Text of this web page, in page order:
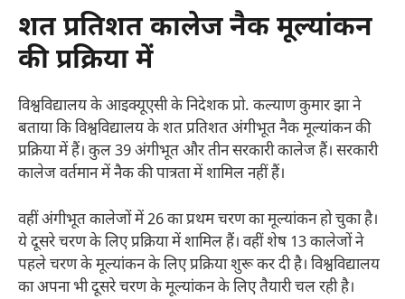
शत प्रतिशत कालेज नैक मूल्यांकन
की प्रक्रिया में
विश्वविद्यालय के आइक्यूएसी के निदेशक प्रो. कल्याण कुमार झा ने
बताया कि विश्वविद्यालय के शत प्रतिशत अंगीभूत नैक मूल्यांकन की
प्रक्रिया में हैं। कुल 39 अंगीभूत और तीन सरकारी कालेज हैं। सरकारी
कालेज वर्तमान में नैक की पात्रता में शामिल नहीं हैं।
वहीं अंगीभूत कालेजों में 26 का प्रथम चरण का मूल्यांकन हो चुका है।
ये दूसरे चरण के लिए प्रक्रिया में शामिल हैं। वहीं शेष 13 कालेजों ने
पहले चरण के मूल्यांकन के लिए प्रक्रिया शुरू कर दी है। विश्वविद्यालय
का अपना भी दूसरे चरण के मूल्यांकन के लिए तैयारी चल रही है।